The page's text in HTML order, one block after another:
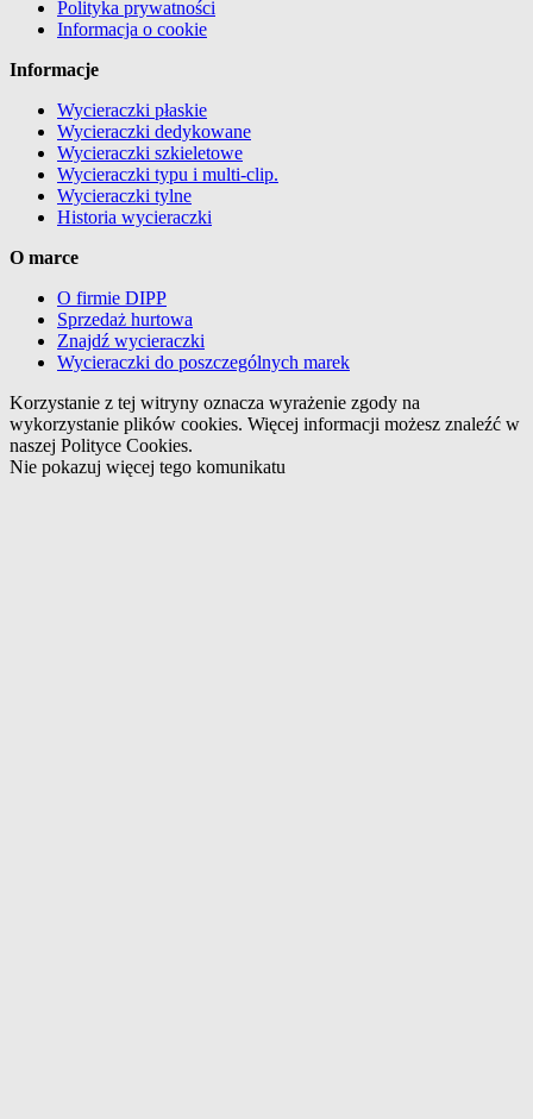
Polityka prywatności
Informacja o cookie
Informacje
Wycieraczki płaskie
Wycieraczki dedykowane
Wycieraczki szkieletowe
Wycieraczki typu i multi-clip.
Wycieraczki tylne
Historia wycieraczki
O marce
O firmie DIPP
Sprzedaż hurtowa
Znajdź wycieraczki
Wycieraczki do poszczególnych marek
Korzystanie z tej witryny oznacza wyrażenie zgody na
wykorzystanie plików cookies. Więcej informacji możesz znaleźć w
naszej Polityce Cookies.
Nie pokazuj więcej tego komunikatu